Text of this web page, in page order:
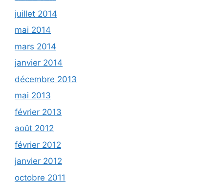
juillet 2014
mai 2014
mars 2014
janvier 2014
décembre 2013
mai 2013
février 2013
août 2012
février 2012
janvier 2012
octobre 2011